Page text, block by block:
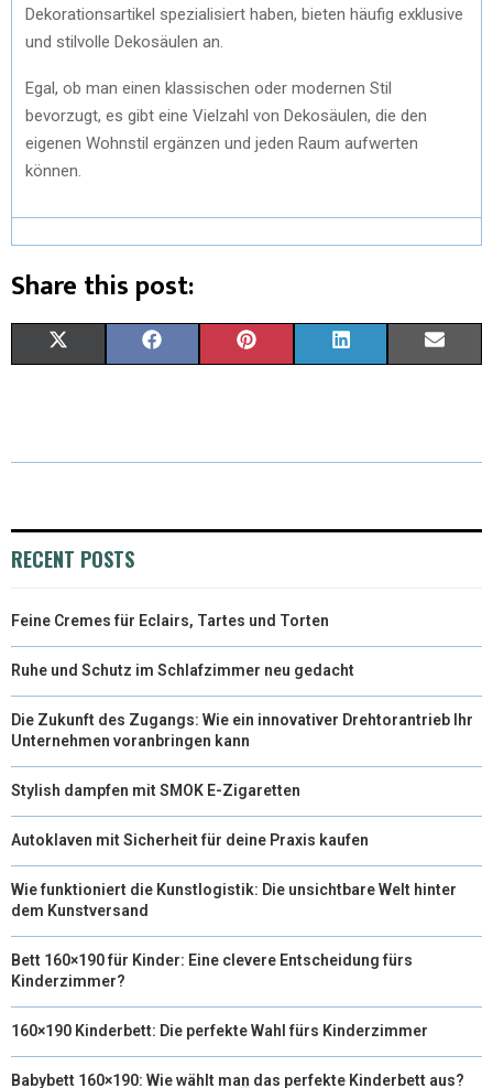
Dekorationsartikel spezialisiert haben, bieten häufig exklusive
und stilvolle Dekosäulen an.
Egal, ob man einen klassischen oder modernen Stil
bevorzugt, es gibt eine Vielzahl von Dekosäulen, die den
eigenen Wohnstil ergänzen und jeden Raum aufwerten
können.
Share this post:
W
E
R
)
E
K
T
S
K I
RECENT POSTS
Feine Cremes für Eclairs, Tartes und Torten
Ruhe und Schutz im Schlafzimmer neu gedacht
Die Zukunft des Zugangs: Wie ein innovativer Drehtorantrieb Ihr
Unternehmen voranbringen kann
Stylish dampfen mit SMOK E-Zigaretten
Autoklaven mit Sicherheit für deine Praxis kaufen
Wie funktioniert die Kunstlogistik: Die unsichtbare Welt hinter
dem Kunstversand
Bett 160×190 für Kinder: Eine clevere Entscheidung fürs
Kinderzimmer?
160×190 Kinderbett: Die perfekte Wahl fürs Kinderzimmer
Babybett 160×190: Wie wählt man das perfekte Kinderbett aus?